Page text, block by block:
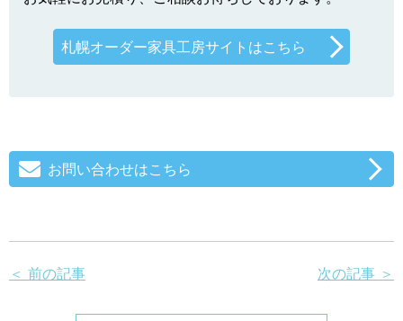
札幌オーダー家具工房サイトはこちら
お問い合わせはこちら
＜ 前の記事 次の記事 ＞